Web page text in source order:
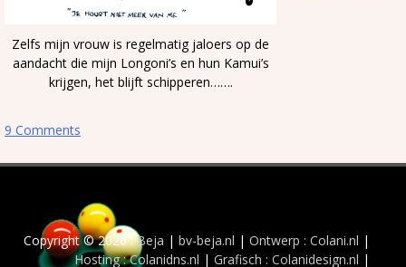
Zelfs mijn vrouw is regelmatig jaloers op de
aandacht die mijn Longoni’s en hun Kamui’s
krijgen, het blijft schipperen…….
9 Comments
Copyright © 2026 :Beja | bv-beja.nl | Ontwerp : Colani.nl |
Hosting : Colanidns.nl | Grafisch : Colanidesign.nl |